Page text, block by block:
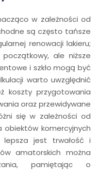
w zależności od
są często tańsze
renowacji lakieru;
ale niższe
i szkło mogą być
warto uwzględnić
koszty przygotowania
oraz przewidywane
się w zależności od
obiektów komercyjnych
lepsza jest trwałość i
amatorskich można
pamiętając o